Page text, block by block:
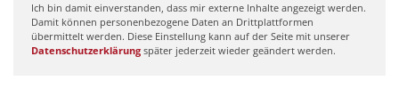
Ich bin damit einverstanden, dass mir externe Inhalte angezeigt werden.
Damit können personenbezogene Daten an Drittplattformen
übermittelt werden. Diese Einstellung kann auf der Seite mit unserer
Datenschutzerklärung später jederzeit wieder geändert werden.